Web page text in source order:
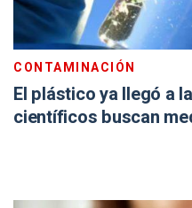
CONTAMINACIÓN
El plástico ya llegó a
científicos buscan